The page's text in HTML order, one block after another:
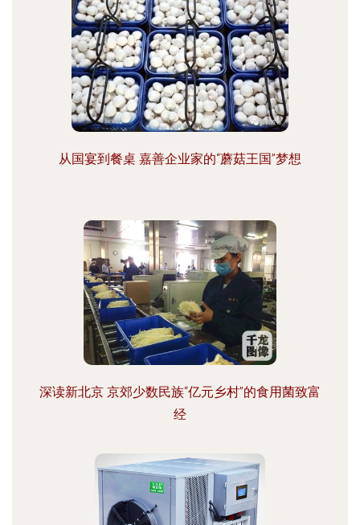
从国宴到餐桌 嘉善企业家的“蘑菇王国”梦想
深读新北京 京郊少数民族“亿元乡村”的食用菌致富
经